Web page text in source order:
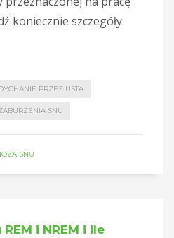
koniecznie szczegóły.
PRZEZ USTA
SNU
SNU
i NREM i ile